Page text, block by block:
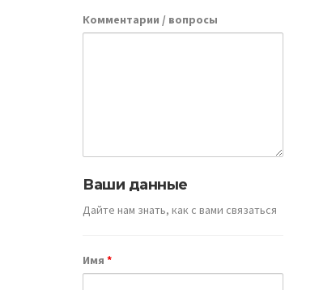
Комментарии / вопросы
Ваши данные
Дайте нам знать, как с вами связаться
Имя *